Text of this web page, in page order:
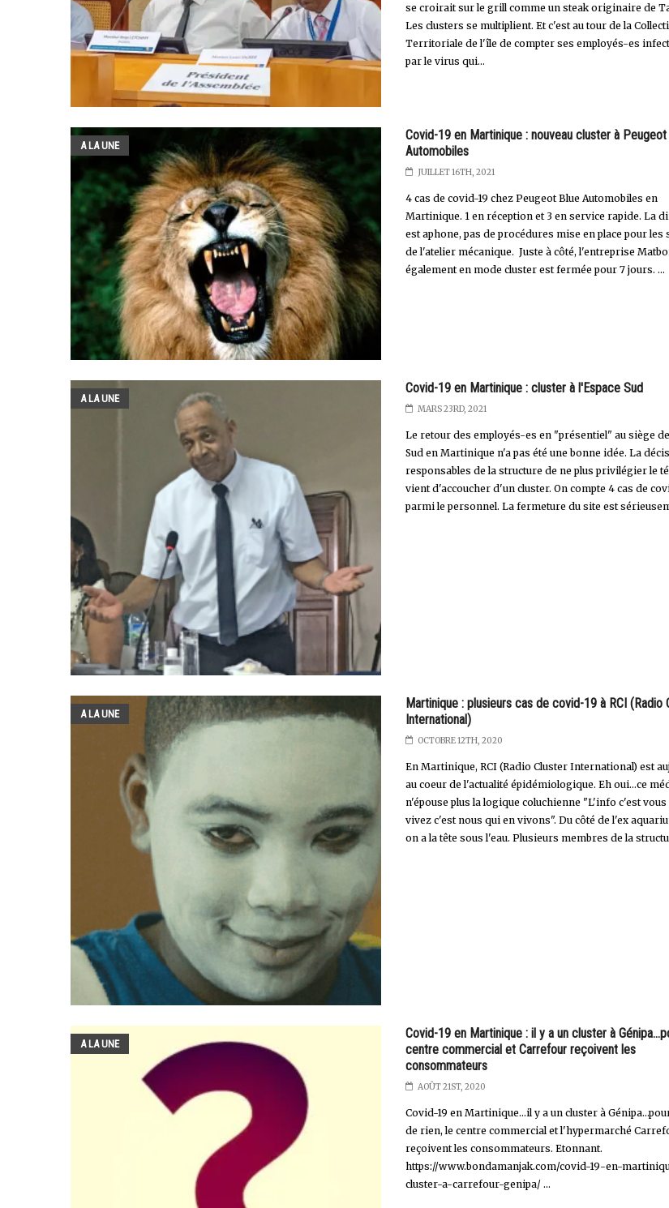
se croirait sur le grill comme un steak originaire de
Les clusters se multiplient. Et c'est au tour de la
Territoriale de l'île de compter ses employés-es
par le virus qui...
A LA UNE
Covid-19 en Martinique : nouveau cluster à Peugeot
Automobiles
JUILLET 16TH, 2021
4 cas de covid-19 chez Peugeot Blue Automobiles en
Martinique. 1 en réception et 3 en service rapide. La
est aphone, pas de procédures mise en place pour les
de l'atelier mécanique. Juste à côté, l'entreprise
également en mode cluster est fermée pour 7 jours. ...
A LA UNE
Covid-19 en Martinique : cluster à l'Espace Sud
MARS 23RD, 2021
Le retour des employés-es en "présentiel" au siège
Sud en Martinique n'a pas été une bonne idée. La
responsables de la structure de ne plus privilégier le
vient d'accoucher d'un cluster. On compte 4 cas de
parmi le personnel. La fermeture du site est
A LA UNE
Martinique : plusieurs cas de covid-19 à RCI (Radio
International)
OCTOBRE 12TH, 2020
En Martinique, RCI (Radio Cluster International) est
au coeur de l'actualité épidémiologique. Eh oui...ce
n'épouse plus la logique coluchienne "L'info c'est vous
vivez c'est nous qui en vivons". Du côté de l'ex
on a la tête sous l'eau. Plusieurs membres de la
A LA UNE
Covid-19 en Martinique : il y a un cluster à
centre commercial et Carrefour reçoivent les
consommateurs
AOÛT 21ST, 2020
Covid-19 en Martinique...il y a un cluster à
de rien, le centre commercial et l'hypermarché
reçoivent les consommateurs. Etonnant.
https://www.bondamanjak.com/covid-19-en-
cluster-a-carrefour-genipa/ ...